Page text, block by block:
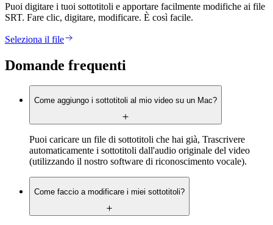
Puoi digitare i tuoi sottotitoli e apportare facilmente modifiche ai file
SRT. Fare clic, digitare, modificare. È così facile.
Seleziona il file
Domande frequenti
Come aggiungo i sottotitoli al mio video su un Mac?
Puoi caricare un file di sottotitoli che hai già, Trascrivere
automaticamente i sottotitoli dall'audio originale del video
(utilizzando il nostro software di riconoscimento vocale).
Come faccio a modificare i miei sottotitoli?